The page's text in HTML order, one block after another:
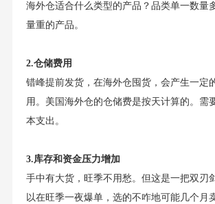
海外仓适合什么类型的产品？品类单一数量
量重的产品。
2.仓储费用
错峰提前发货，在海外仓囤货，会产生一定
用。美国海外仓的仓储费是按天计算的。需
本支出。
3.库存和资金压力增加
手中有大货，旺季不用愁。但这是一把双刃
以在旺季一夜爆单，选的不咋地可能几个月